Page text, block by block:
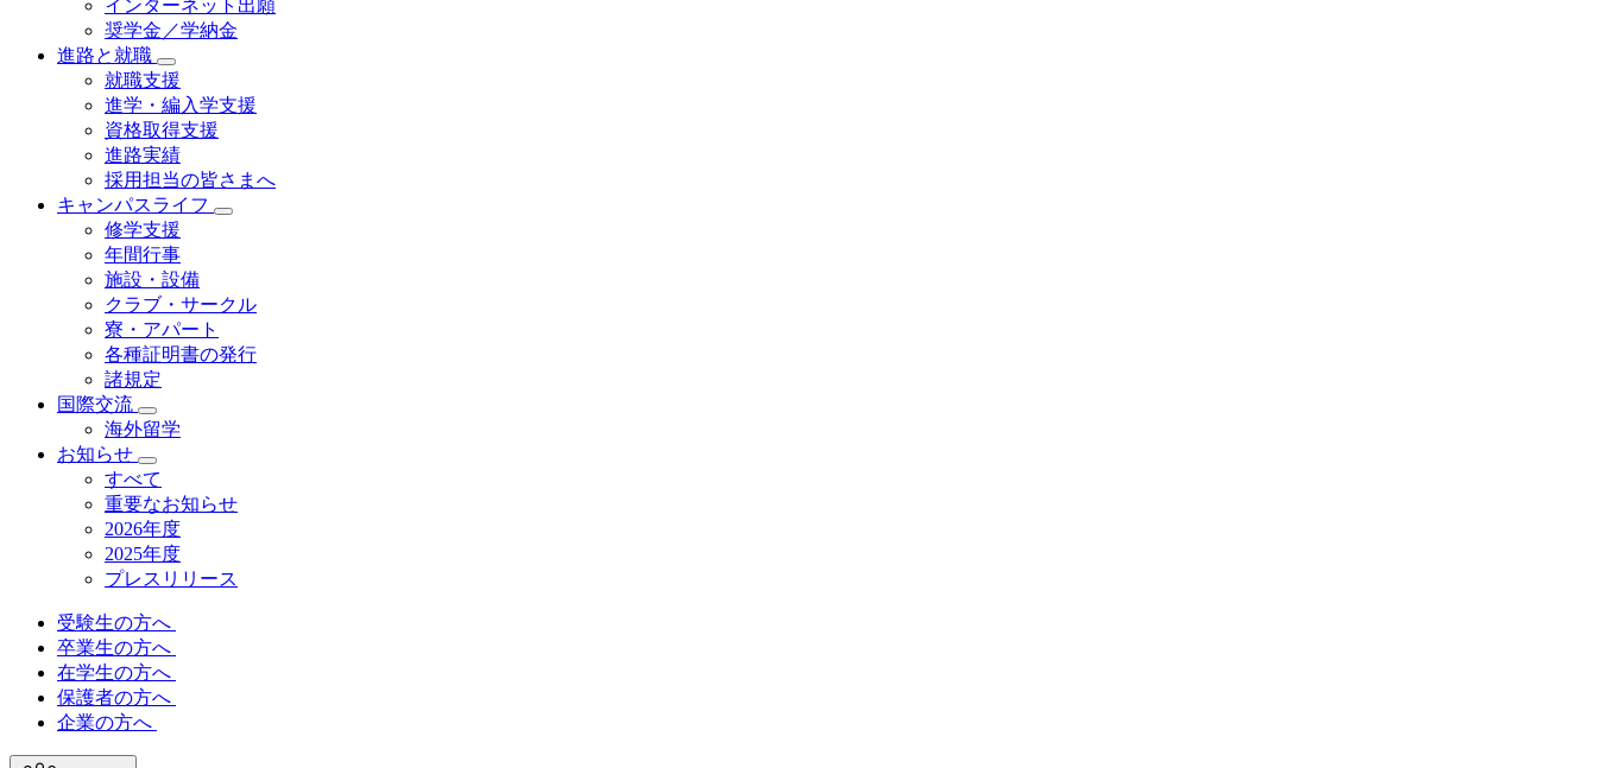
インターネット出願
奨学金／学納金
進路と就職
就職支援
進学・編入学支援
資格取得⽀援
進路実績
採用担当の皆さまへ
キャンパスライフ
修学支援
年間行事
施設・設備
クラブ・サークル
寮・アパート
各種証明書の発⾏
諸規定
国際交流
海外留学
お知らせ
すべて
重要なお知らせ
2026年度
2025年度
プレスリリース
受験生の方へ
卒業生の方へ
在学生の方へ
保護者の方へ
企業の方へ